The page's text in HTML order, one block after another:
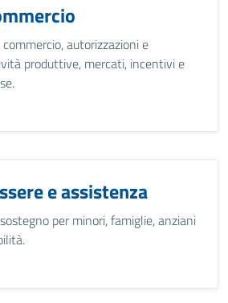
autorizzazioni e
produttive, mercati, incentivi e
e assistenza
per minori, famiglie, anziani